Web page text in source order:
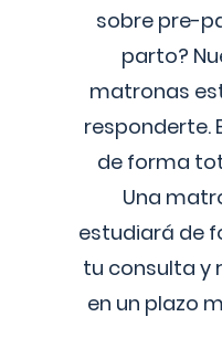
sobre pre-
parto?
matronas
responderte.
de forma
Una
estudiará de
tu consulta y
en un plazo